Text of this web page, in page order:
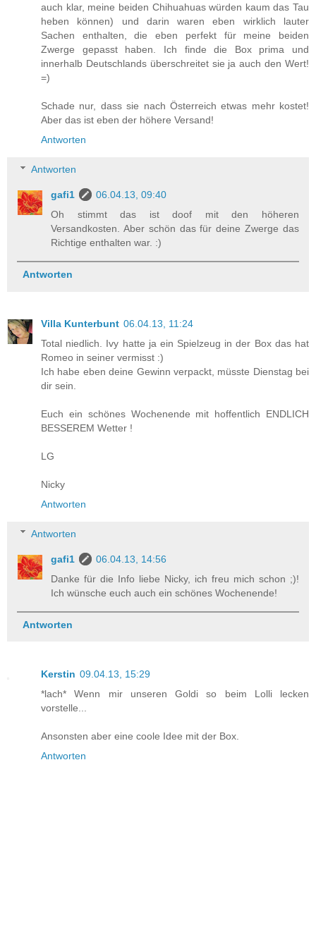
auch klar, meine beiden Chihuahuas würden kaum das Tau
heben können) und darin waren eben wirklich lauter
Sachen enthalten, die eben perfekt für meine beiden
Zwerge gepasst haben. Ich finde die Box prima und
innerhalb Deutschlands überschreitet sie ja auch den Wert!
=)
Schade nur, dass sie nach Österreich etwas mehr kostet!
Aber das ist eben der höhere Versand!
Antworten
Antworten
gafi1
06.04.13, 09:40
Oh stimmt das ist doof mit den höheren
Versandkosten. Aber schön das für deine Zwerge das
Richtige enthalten war. :)
Antworten
Villa Kunterbunt 06.04.13, 11:24
Total niedlich. Ivy hatte ja ein Spielzeug in der Box das hat
Romeo in seiner vermisst :)
Ich habe eben deine Gewinn verpackt, müsste Dienstag bei
dir sein.
Euch ein schönes Wochenende mit hoffentlich ENDLICH
BESSEREM Wetter !
LG
Nicky
Antworten
Antworten
gafi1
06.04.13, 14:56
Danke für die Info liebe Nicky, ich freu mich schon ;)!
Ich wünsche euch auch ein schönes Wochenende!
Antworten
Kerstin 09.04.13, 15:29
*lach* Wenn mir unseren Goldi so beim Lolli lecken
vorstelle...
Ansonsten aber eine coole Idee mit der Box.
Antworten